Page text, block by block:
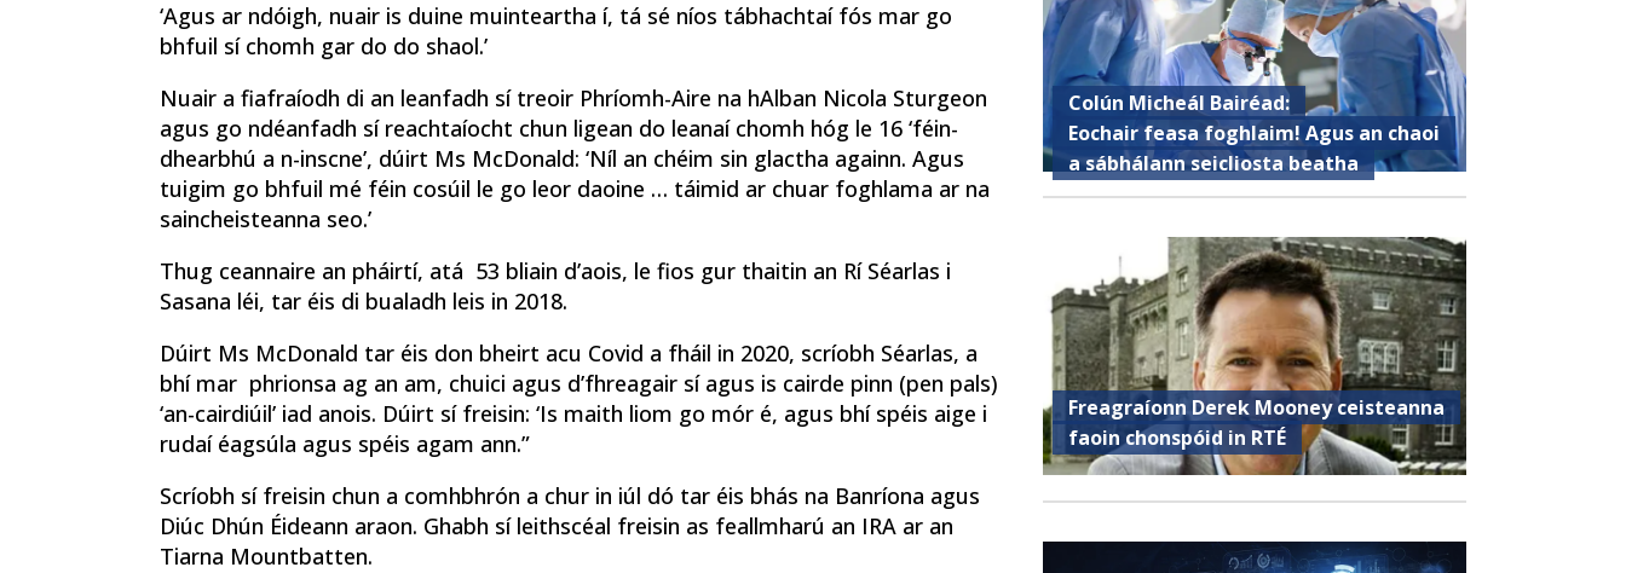
‘Agus ar ndóigh, nuair is duine muinteartha í, tá sé níos tábhachtaí fós mar go
bhfuil sí chomh gar do do shaol.’
Nuair a fiafraíodh di an leanfadh sí treoir Phríomh-Aire na hAlban Nicola Sturgeon
agus go ndéanfadh sí reachtaíocht chun ligean do leanaí chomh hóg le 16 ‘féin-
dhearbhú a n-inscne’, dúirt Ms McDonald: ‘Níl an chéim sin glactha againn. Agus
tuigim go bhfuil mé féin cosúil le go leor daoine … táimid ar chuar foghlama ar na
saincheisteanna seo.’
Thug ceannaire an pháirtí, atá 53 bliain d’aois, le fios gur thaitin an Rí Séarlas i
Sasana léi, tar éis di bualadh leis in 2018.
Dúirt Ms McDonald tar éis don bheirt acu Covid a fháil in 2020, scríobh Séarlas, a
bhí mar phrionsa ag an am, chuici agus d’fhreagair sí agus is cairde pinn (pen pals)
‘an-cairdiúil’ iad anois. Dúirt sí freisin: ‘Is maith liom go mór é, agus bhí spéis aige i
rudaí éagsúla agus spéis agam ann.”
Scríobh sí freisin chun a comhbhrón a chur in iúl dó tar éis bhás na Banríona agus
Diúc Dhún Éideann araon. Ghabh sí leithscéal freisin as feallmharú an IRA ar an
Tiarna Mountbatten.
Colún Micheál Bairéad:
Eochair feasa foghlaim! Agus an chaoi
a sábhálann seicliosta beatha
Freagraíonn Derek Mooney ceisteanna
faoin chonspóid in RTÉ